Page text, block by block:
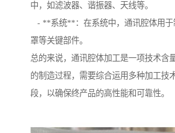
中，如滤波器、谐振器、天线等。
- **系统**：在系统中，通讯腔体用于
罩等关键部件。
总的来说，通讯腔体加工是一项技术含
的制造过程，需要综合运用多种加工技
段，以确保终产品的高性能和可靠性。